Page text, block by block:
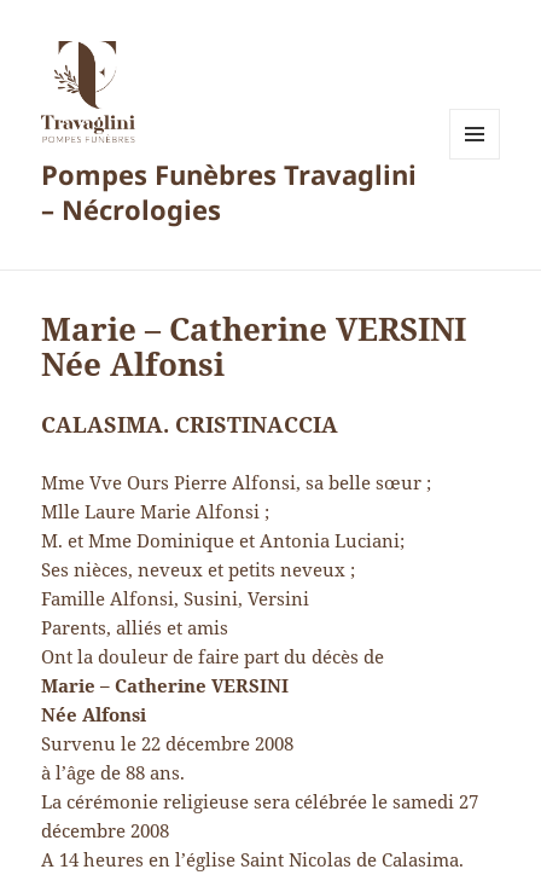
Pompes Funèbres Travaglini
– Nécrologies
Marie – Catherine VERSINI
Née Alfonsi
CALASIMA. CRISTINACCIA
Mme Vve Ours Pierre Alfonsi, sa belle sœur ;
Mlle Laure Marie Alfonsi ;
M. et Mme Dominique et Antonia Luciani;
Ses nièces, neveux et petits neveux ;
Famille Alfonsi, Susini, Versini
Parents, alliés et amis
Ont la douleur de faire part du décès de
Marie – Catherine VERSINI
Née Alfonsi
Survenu le 22 décembre 2008
à l’âge de 88 ans.
La cérémonie religieuse sera célébrée le samedi 27
décembre 2008
A 14 heures en l’église Saint Nicolas de Calasima.